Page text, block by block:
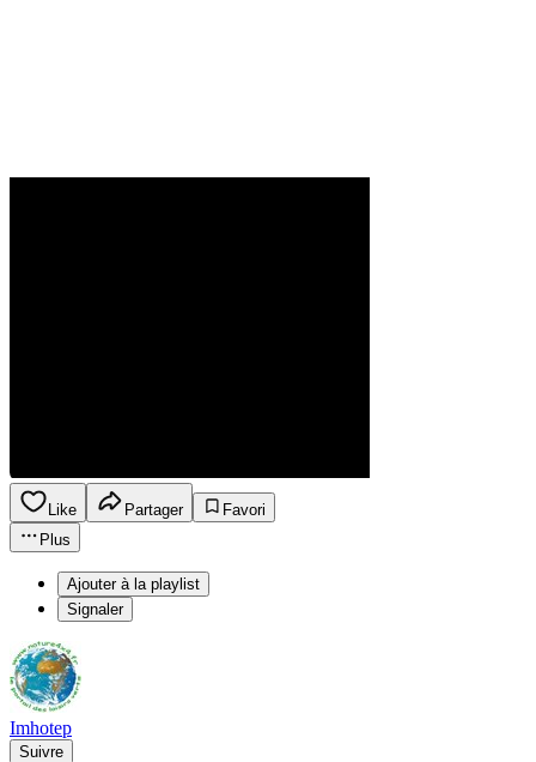
Like Partager
Favori
Plus
Ajouter à la playlist
Signaler
Imhotep
Suivre